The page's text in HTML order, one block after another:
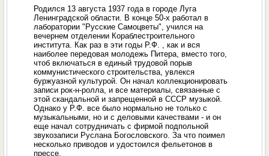
Родился 13 августа 1937 года в городе Луга
Ленинградской области. В конце 50-х работал в
лаборатории "Русские Самоцветы", учился на
вечернем отделении Кораблестроительного
института. Как раз в эти годы Р.Ф. , как и вся
наиболее передовая молодежь Питера, вместо того,
чтоб включаться в единый трудовой порыв
коммунистического строительства, увлекся
буржуазной культурой. Он начал коллекционировать
записи рок-н-ролла, и все материалы, связанные с
этой скандальной и запрещенной в СССР музыкой.
Однако у Р.Ф. все было нормально не только с
музыкальными, но и с деловыми качествами - и он
еще начал сотрудничать с фирмой подпольной
звукозаписи Руслана Богословского. За что поимел
несколько приводов и удостоился фельетонов в
прессе.